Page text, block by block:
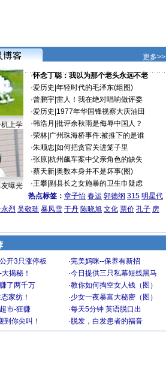
更多>>
上学
曝光
·怀念丁聪：我以为那个老头永远不老
·爱历史 年轻时代的毛泽东(组图)
·曾鹏宇| 雷人！我在绝对唱响做评委
·爱历史 1977年华国锋视察大庆油田
·韩浩月 批评余秋雨是侮辱中国人？
·荣林| 广州珠海桥事件:被推下的是谁
·朱顺忠 如何把贪官关进笼子里
·张原| 杭州飙车案中父亲角色的缺失
·蔡天新| 奥数本身并不是坏事(图)
·王攀| 副县长之女施暴的卫生巾疑虑
热点标签： 章子怡 春运 郭德纲 315 明星代
烈 吴敬琏 暴风雪 于丹 陈晓旭 文化 票价 孔子 房
开3只涨停板 ·完美妈咪--保养有新招
揭秘！ ·今日提供三只私幕短线黑马
了两千万 ·教你如何掏空女人钱（图）
家纺！ ·少女一夜暴富大秘密（图）
市-狂赚 ·每天5分钟 英语脱口出
到你尖叫！ · 脱发，白发患者的福音